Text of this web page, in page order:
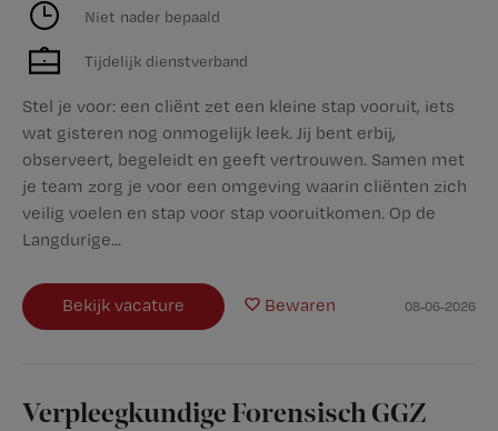
Niet nader bepaald
Tijdelijk dienstverband
Stel je voor: een cliënt zet een kleine stap vooruit, iets
wat gisteren nog onmogelijk leek. Jij bent erbij,
observeert, begeleidt en geeft vertrouwen. Samen met
je team zorg je voor een omgeving waarin cliënten zich
veilig voelen en stap voor stap vooruitkomen. Op de
Langdurige...
Bekijk vacature Bewaren 08-06-2026
Verpleegkundige Forensisch GGZ